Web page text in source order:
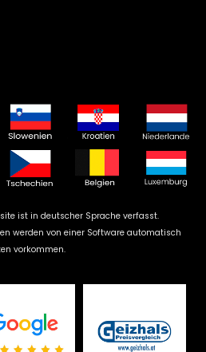
ist in deutscher Sprache verfasst.
werden von einer Software automatisch
vorkommen.